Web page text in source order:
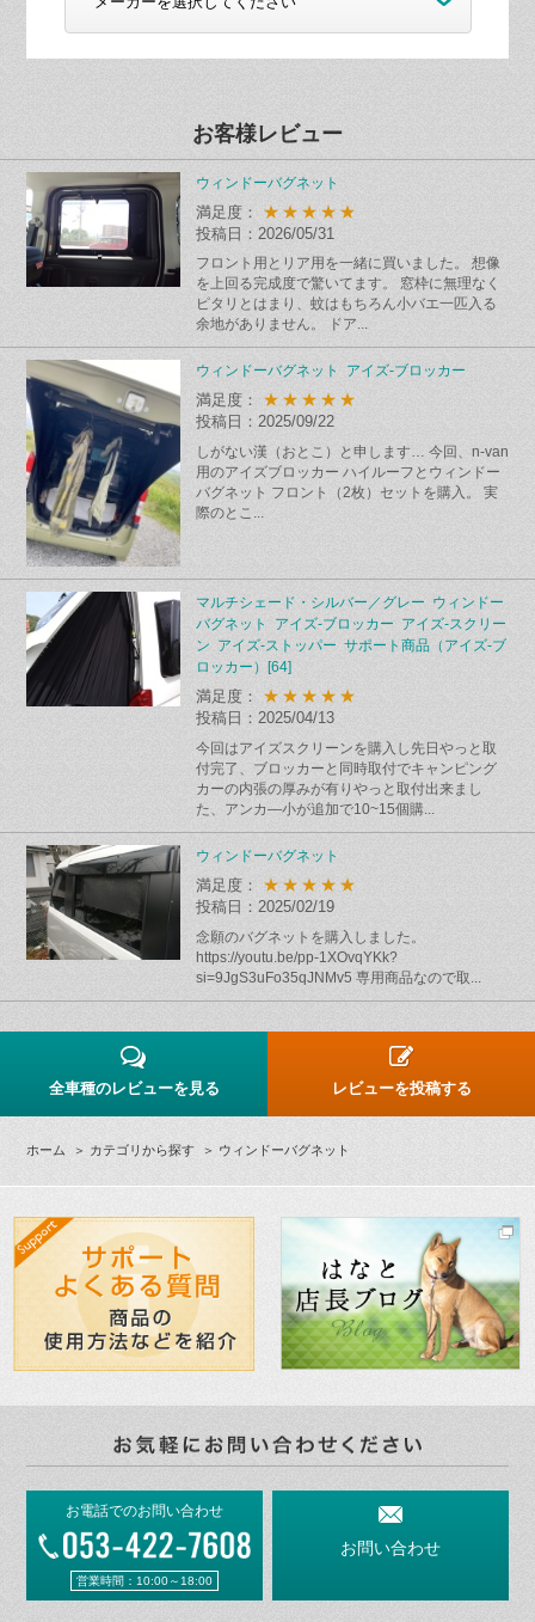
お客様レビュー
ウィンドーバグネット
満足度： ★★★★★
投稿日：2026/05/31
フロント用とリア用を一緒に買いました。 想像
を上回る完成度で驚いてます。 窓枠に無理なく
ピタリとはまり、蚊はもちろん小バエ一匹入る
余地がありません。 ドア...
ウィンドーバグネット アイズ-ブロッカー
満足度： ★★★★★
投稿日：2025/09/22
しがない漢（おとこ）と申します… 今回、n-van
用のアイズブロッカー ハイルーフとウィンドー
バグネット フロント（2枚）セットを購入。 実
際のとこ...
マルチシェード・シルバー／グレー ウィンドー
バグネット アイズ-ブロッカー アイズ-スクリー
ン アイズ-ストッパー サポート商品（アイズ-ブ
ロッカー）[64]
満足度： ★★★★★
投稿日：2025/04/13
今回はアイズスクリーンを購入し先日やっと取
付完了、ブロッカーと同時取付でキャンピング
カーの内張の厚みが有りやっと取付出来まし
た、アンカ―小が追加で10~15個購...
ウィンドーバグネット
満足度： ★★★★★
投稿日：2025/02/19
念願のバグネットを購入しました。
https://youtu.be/pp-1XOvqYKk?
si=9JgS3uFo35qJNMv5 専用商品なので取...
全車種のレビューを見る レビューを投稿する
ホーム ＞ カテゴリから探す ＞ ウィンドーバグネット
お電話でのお問い合わせ
営業時間：10:00～18:00
お問い合わせ